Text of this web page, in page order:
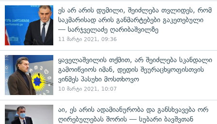
ეს არ არის დუმილი, შეიძლება თვლიდეს, რომ
საკმარისად არის განმარტებები გაკეთებული
— სარჯველაძე ღარიბაშვილზე
11 მარტი 2021, 09:36
ყაველაშვილის თქმით, არ შეიძლება სკანდალი
გამოიწვიოს იმან, დედის შეურაცხყოფისთვის
ვინმეს პასუხი მოსთხოვო
10 მარტი 2021, 10:07
აი, ეს არის ადამიანურობა და განსხვავება ორ
ღირებულებას შორის — სუბარი ბავშვთან